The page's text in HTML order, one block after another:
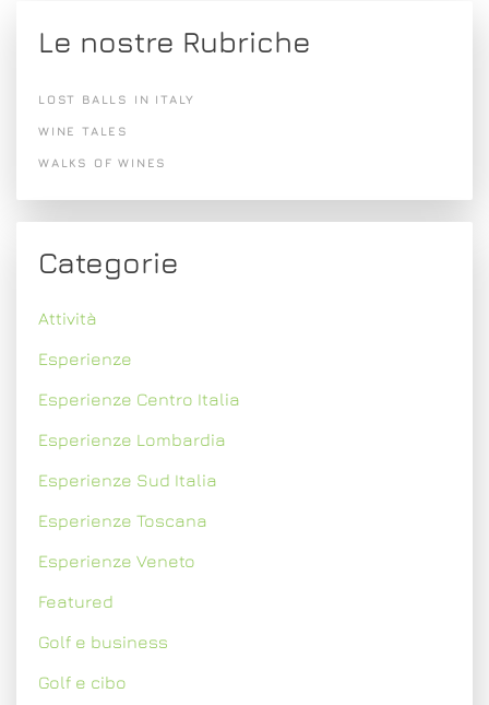
Le nostre Rubriche
LOST BALLS IN ITALY
WINE TALES
WALKS OF WINES
Categorie
Attività
Esperienze
Esperienze Centro Italia
Esperienze Lombardia
Esperienze Sud Italia
Esperienze Toscana
Esperienze Veneto
Featured
Golf e business
Golf e cibo